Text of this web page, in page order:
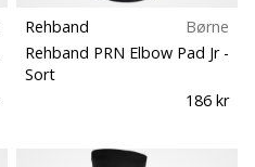
Rehband
Børne
Rehband PRN Elbow Pad Jr -
Sort
186 kr